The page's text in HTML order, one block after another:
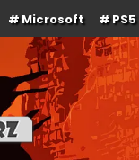
Microsoft PS5